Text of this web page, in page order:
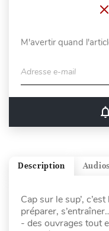
M'avertir quand
Adresse e-mail
Audios
Description
Cap sur le sup’,
préparer,
- des ouvrages tout